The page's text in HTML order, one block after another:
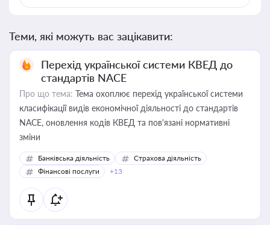
Теми, які можуть вас зацікавити:
Перехід української системи КВЕД до
стандартів NACE
Про що тема: Тема охоплює перехід української системи
класифікації видів економічної діяльності до стандартів
NACE, оновлення кодів КВЕД та пов'язані нормативні
зміни
Банківська діяльність
Страхова діяльність
Фінансові послуги
+13